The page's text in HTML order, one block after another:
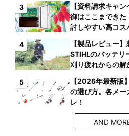
3
【資料請求キャ
御はここまできた
討しやすい高コ
4
【製品レビュー
STIHLのバッテリ
刈り疲れからの解
5
【2026年最新版
の選び方。各メー
レ！
AND